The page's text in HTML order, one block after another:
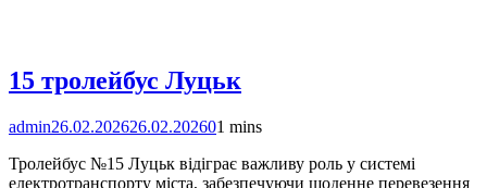
15 тролейбус Луцьк
admin26.02.202626.02.202601 mins
Тролейбус №15 Луцьк відіграє важливу роль у системі
електротранспорту міста, забезпечуючи щоденне перевезення